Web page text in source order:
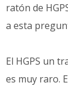
ratón de
a esta
El HGPS un
es muy raro.